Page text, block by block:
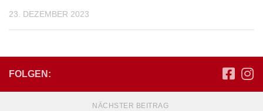
23. DEZEMBER 2023
FOLGEN:
NÄCHSTER BEITRAG